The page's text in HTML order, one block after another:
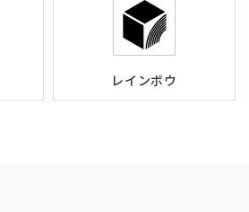
レインボウ